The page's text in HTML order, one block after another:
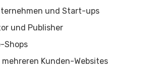
und Start-ups
und Publisher
Shops
Kunden-Websites